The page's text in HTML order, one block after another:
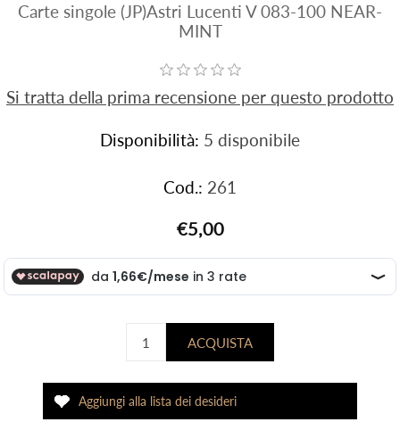
Carte singole (JP)Astri Lucenti V 083-100 NEAR-
MINT
Si tratta della prima recensione per questo prodotto
Disponibilità: 5 disponibile
Cod.: 261
€5,00